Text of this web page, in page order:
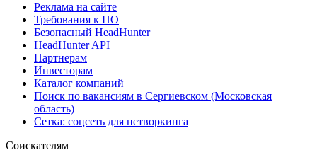
Реклама на сайте
Требования к ПО
Безопасный HeadHunter
HeadHunter API
Партнерам
Инвесторам
Каталог компаний
Поиск по вакансиям в Сергиевском (Московская
область)
Сетка: соцсеть для нетворкинга
Соискателям